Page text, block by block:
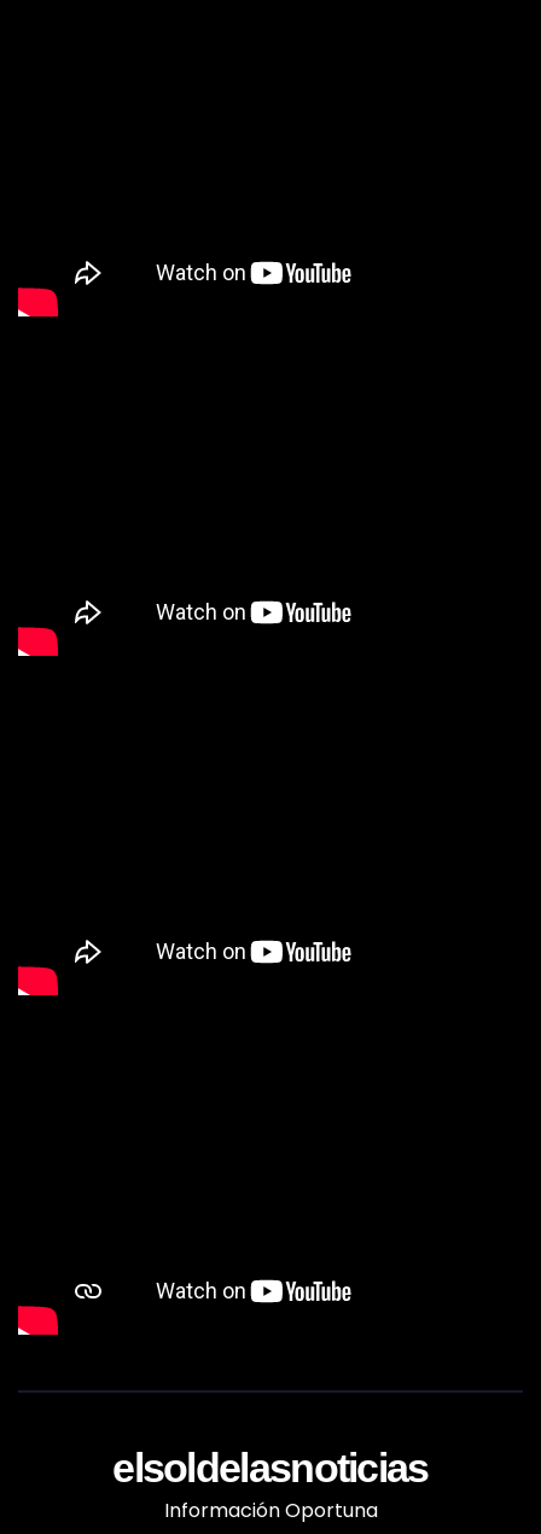
elsoldelasnoticias
Información Oportuna